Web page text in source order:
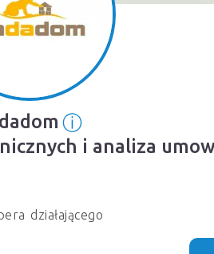
ⓘInformacja o
i analiza
działającego